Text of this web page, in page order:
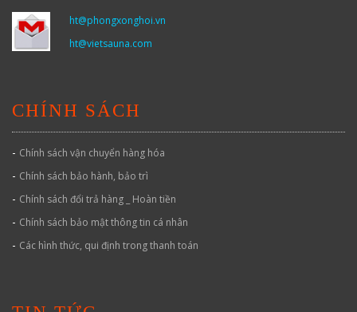
ht@phongxonghoi.vn
ht@vietsauna.com
CHÍNH SÁCH
- Chính sách vận chuyển hàng hóa
- Chính sách bảo hành, bảo trì
- Chính sách đổi trả hàng _ Hoàn tiền
- Chính sách bảo mật thông tin cá nhân
- Các hình thức, qui định trong thanh toán